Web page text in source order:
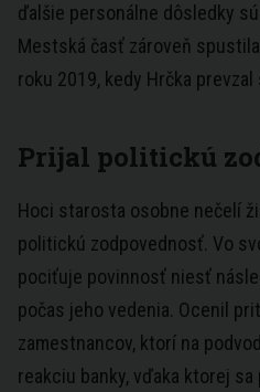
ďalšie personálne dôsledky
Mestská časť zároveň
roku 2019, kedy Hrčka
Prijal politickú
Hoci starosta osobne nečelí
politickú zodpovednosť. Vo
pociťuje povinnosť niesť
počas jeho vedenia. Ocenil
zamestnancov, ktorí na
reakciu banky, vďaka ktorej